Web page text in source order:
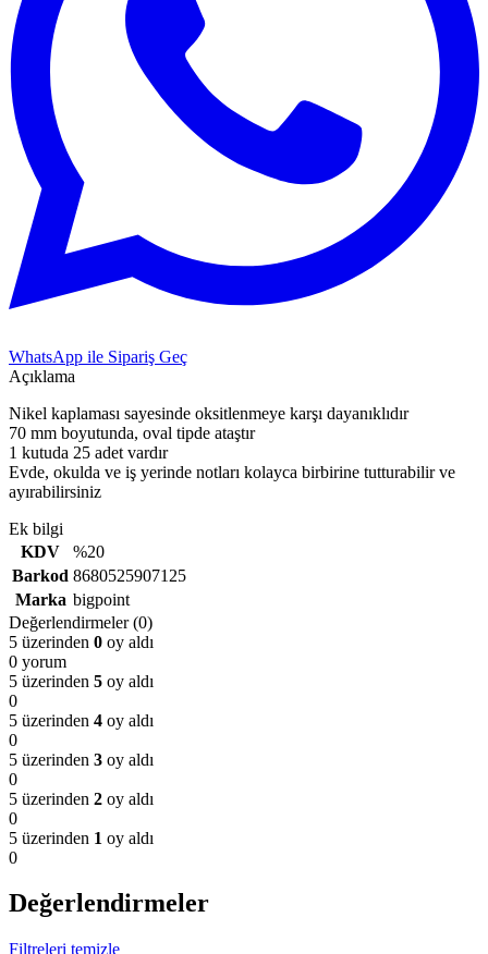
WhatsApp ile Sipariş Geç
Açıklama
Nikel kaplaması sayesinde oksitlenmeye karşı dayanıklıdır
70 mm boyutunda, oval tipde ataştır
1 kutuda 25 adet vardır
Evde, okulda ve iş yerinde notları kolayca birbirine tutturabilir ve
ayırabilirsiniz
Ek bilgi
KDV
%20
Barkod 8680525907125
Marka bigpoint
Değerlendirmeler (0)
5 üzerinden 0 oy aldı
0 yorum
5 üzerinden 5 oy aldı
0
5 üzerinden 4 oy aldı
0
5 üzerinden 3 oy aldı
0
5 üzerinden 2 oy aldı
0
5 üzerinden 1 oy aldı
0
Değerlendirmeler
Filtreleri temizle